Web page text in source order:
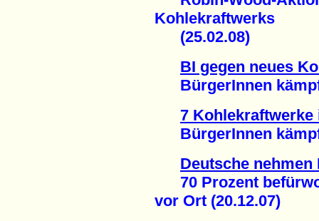
Kohlekraftwerks
(25.02.08)
BI gegen neues
BürgerInnen
7 Kohlekraftwerke
BürgerInnen
Deutsche
70 Prozent
vor Ort (20.12.07)